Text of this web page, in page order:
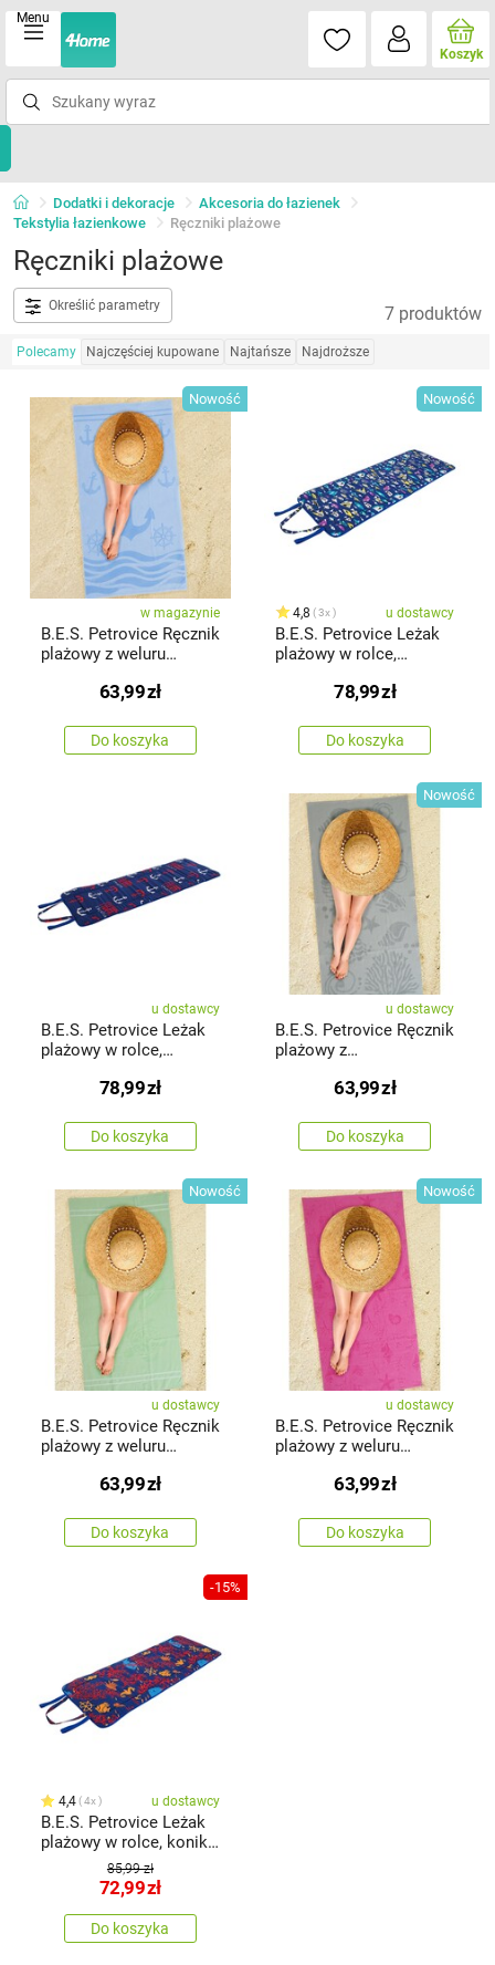
Menu
Koszyk
Dodatki i dekoracje
Akcesoria do łazienek
Tekstylia łazienkowe
Ręczniki plażowe
Ręczniki plażowe
Określić parametry 7 produktów
Polecamy Najczęściej kupowane Najtańsze Najdroższe
Nowość
w magazynie
B.E.S. Petrovice Ręcznik
plażowy z weluru
63,99zł
Do koszyka
Nowość
4,8 3x u dostawcy
B.E.S. Petrovice Leżak
plażowy w rolce,
białymi rybkami
78,99zł
Do koszyka
u dostawcy
B.E.S. Petrovice Leżak
plażowy w rolce,
78,99zł
Do koszyka
Nowość
u dostawcy
B.E.S. Petrovice Ręcznik
plażowy z
63,99zł
Do koszyka
Nowość
u dostawcy
B.E.S. Petrovice Ręcznik
plażowy z weluru
63,99zł
Do koszyka
Nowość
u dostawcy
B.E.S. Petrovice Ręcznik
plażowy z weluru
63,99zł
Do koszyka
-15%
4,4 4x u dostawcy
B.E.S. Petrovice Leżak
plażowy w rolce, konik
morski z koralowcami
85,99 zł
72,99zł
Do koszyka